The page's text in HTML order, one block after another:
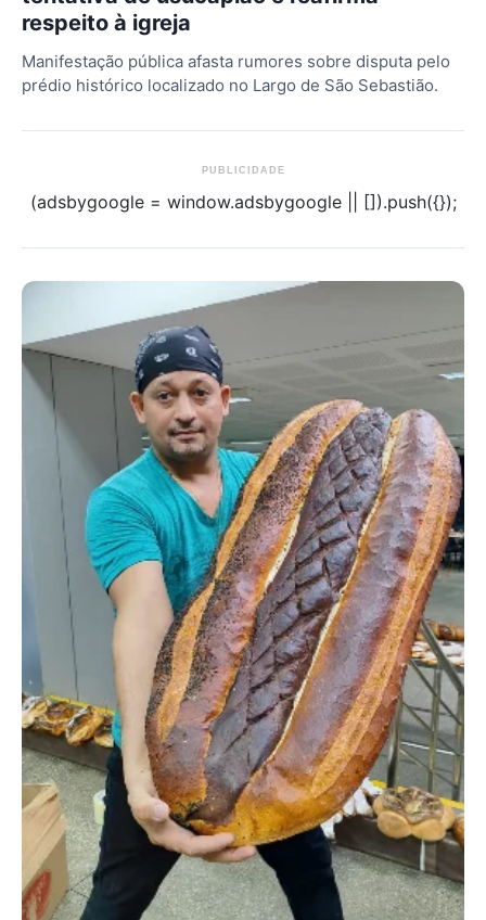
respeito à igreja
Manifestação pública afasta rumores sobre disputa pelo
prédio histórico localizado no Largo de São Sebastião.
PUBLICIDADE
(adsbygoogle = window.adsbygoogle || []).push({});